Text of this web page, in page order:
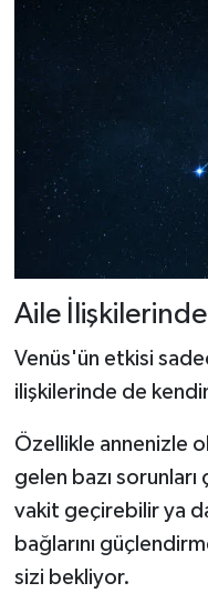
Aile
Venüs'ün etkisi
ilişkilerinde de
Özellikle annenizle
gelen bazı
vakit geçirebilir ya
bağlarını
sizi bekliyor.